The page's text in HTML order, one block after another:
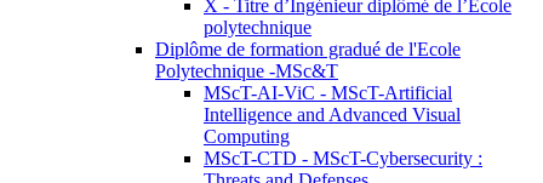
X - Titre d’Ingénieur diplômé de l’École
polytechnique
Diplôme de formation gradué de l'Ecole
Polytechnique -MSc&T
MScT-AI-ViC - MScT-Artificial
Intelligence and Advanced Visual
Computing
MScT-CTD - MScT-Cybersecurity :